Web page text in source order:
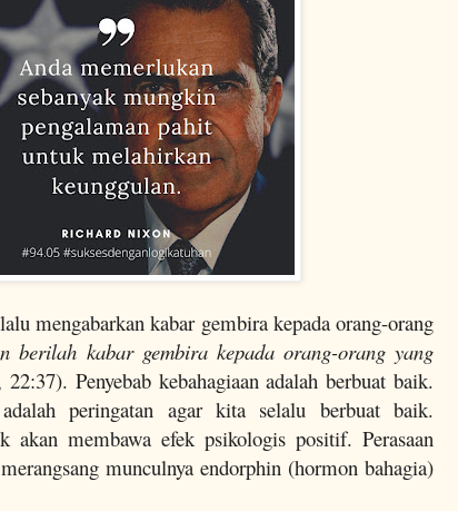
mengabarkan kabar gembira kepada orang-orang
berilah kabar gembira kepada orang-orang yang
Penyebab kebahagiaan adalah berbuat baik.
peringatan agar kita selalu berbuat baik.
akan membawa efek psikologis positif. Perasaan
munculnya endorphin (hormon bahagia)